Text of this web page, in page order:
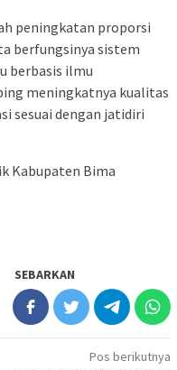
peningkatan proporsi
berfungsinya sistem
berbasis ilmu
meningkatnya kualitas
sesuai dengan jatidiri
Kabupaten Bima
SEBARKAN
Pos berikutnya